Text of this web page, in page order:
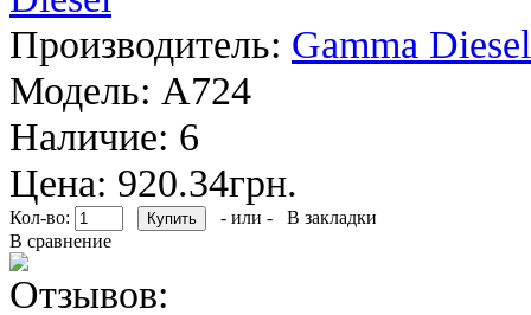
Производитель: Gamma Diesel
Модель: A724
Наличие: 6
Цена: 920.34грн.
Кол-во: - или -
В закладки
В сравнение